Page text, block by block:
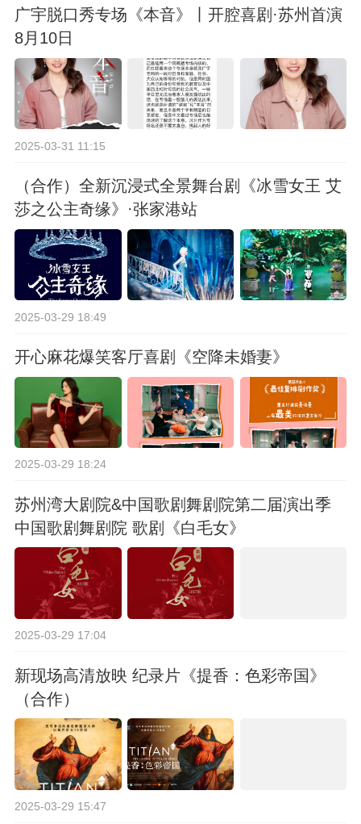
广宇脱口秀专场《本音》丨开腔喜剧·苏州首演
8月10日
2025-03-31 11:15
（合作）全新沉浸式全景舞台剧《冰雪女王 艾
莎之公主奇缘》·张家港站
2025-03-29 18:49
开心麻花爆笑客厅喜剧《空降未婚妻》
2025-03-29 18:24
苏州湾大剧院&中国歌剧舞剧院第二届演出季
中国歌剧舞剧院 歌剧《白毛女》
2025-03-29 17:04
新现场高清放映 纪录片《提香：色彩帝国》
（合作）
2025-03-29 15:47